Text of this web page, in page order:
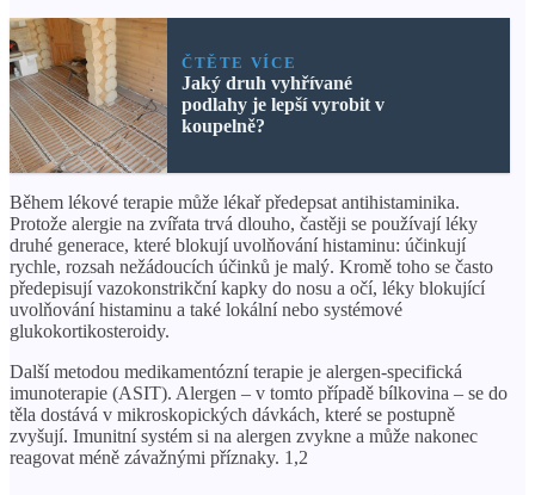
ČTĚTE VÍCE
Jaký druh vyhřívané
podlahy je lepší vyrobit v
koupelně?
Během lékové terapie může lékař předepsat antihistaminika.
Protože alergie na zvířata trvá dlouho, častěji se používají léky
druhé generace, které blokují uvolňování histaminu: účinkují
rychle, rozsah nežádoucích účinků je malý. Kromě toho se často
předepisují vazokonstrikční kapky do nosu a očí, léky blokující
uvolňování histaminu a také lokální nebo systémové
glukokortikosteroidy.
Další metodou medikamentózní terapie je alergen-specifická
imunoterapie (ASIT). Alergen – v tomto případě bílkovina – se do
těla dostává v mikroskopických dávkách, které se postupně
zvyšují. Imunitní systém si na alergen zvykne a může nakonec
reagovat méně závažnými příznaky. 1,2